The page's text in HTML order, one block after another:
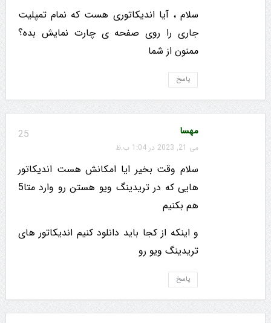
سلام ، آیا اندیکاتوری هست که نمام تمپلیت
جاری را روی صفحه ی چارت نمایش بده؟
ممنون از شما
پاسخ
25 مهسا
می 21, 2023 در 1:04 ب.ظ
سلام وقت بخیر ایا امکانش هست اندیکاتور
هایی که در تریدینگ ویو هستن رو وارد متا5
هم بکنیم
و اینکه از کجا باید دانلود کنیم اندیکاتور های
تریدینگ ویو رو
پاسخ